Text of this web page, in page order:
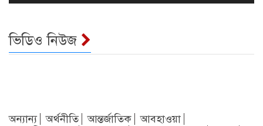
ভিডিও নিউজ
অন্যান্য অর্থনীতি আন্তর্জাতিক
আবহাওয়া